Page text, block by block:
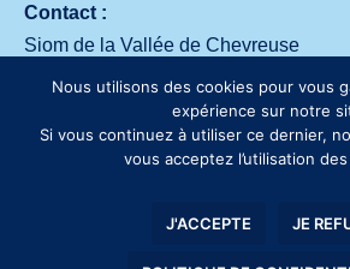
Contact :
Siom de la Vallée de Chevreuse
Avenue des deux Lacs – 91140
01 64 53 30 00
Nous utilisons des cookies pour vous
expérience sur notre
Si vous continuez à utiliser ce dernier,
vous acceptez l’utilisation
J'ACCEPTE JE